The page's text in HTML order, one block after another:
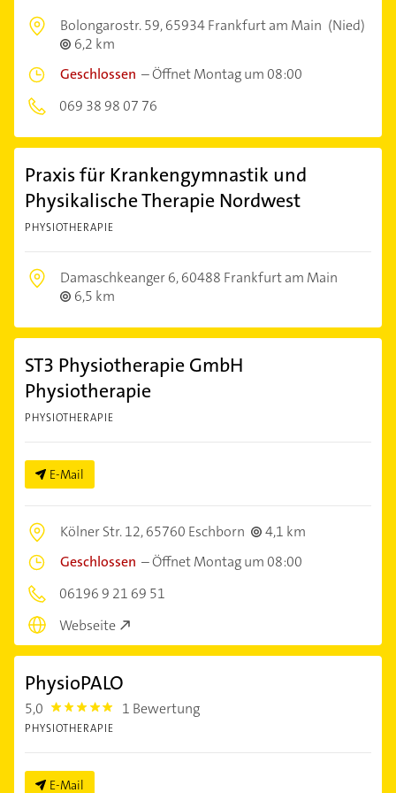
Bolongarostr. 59,65934 Frankfurt am Main (Nied)
6,2 km
Geschlossen –Öffnet Montag um 08:00
069 38 98 07 76
Praxis für Krankengymnastik und
Physikalische Therapie Nordwest
PHYSIOTHERAPIE
Damaschkeanger 6,60488 Frankfurt am Main
6,5 km
ST3 Physiotherapie GmbH
Physiotherapie
PHYSIOTHERAPIE
E-Mail
Kölner Str. 12,65760 Eschborn
4,1 km
Geschlossen –Öffnet Montag um 08:00
06196 9 21 69 51
Webseite
PhysioPALO
5,0 5.0 1 Bewertung
PHYSIOTHERAPIE
E-Mail